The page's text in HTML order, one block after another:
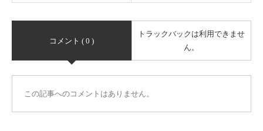
コメント ( 0 )
トラックバックは利用できませ
ん。
この記事へのコメントはありません。